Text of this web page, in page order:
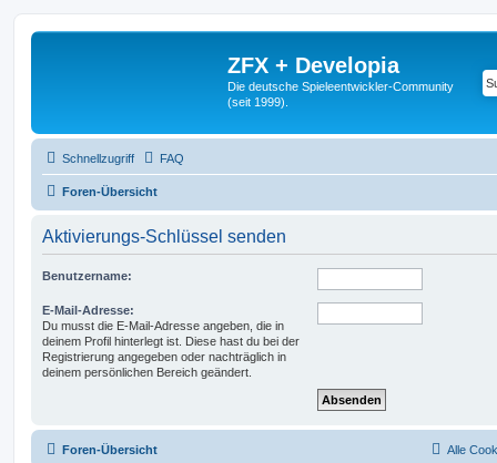
ZFX + Developia
Die deutsche Spieleentwickler-Community
(seit 1999).
Schnellzugriff FAQ
Foren-Übersicht
Aktivierungs-Schlüssel senden
Benutzername:
E-Mail-Adresse:
Du musst die E-Mail-Adresse angeben, die in
deinem Profil hinterlegt ist. Diese hast du bei der
Registrierung angegeben oder nachträglich in
deinem persönlichen Bereich geändert.
Foren-Übersicht Alle